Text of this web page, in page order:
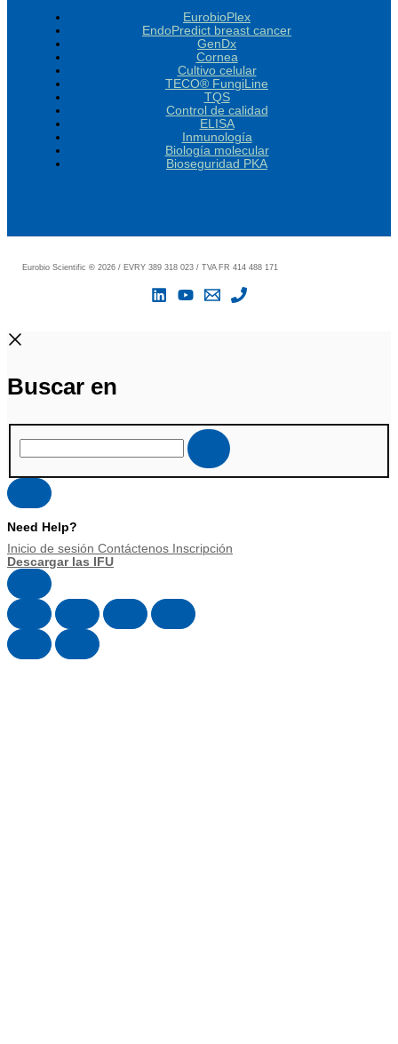
EurobioPlex
EndoPredict breast cancer
GenDx
Cornea
Cultivo celular
TECO® FungiLine
TQS
Control de calidad
ELISA
Inmunología
Biología molecular
Bioseguridad PKA
Eurobio Scientific© 2026 / EVRY 389 318 023 / TVA FR 414 488 171
Buscar en
Need Help?
Inicio de sesión Contáctenos Inscripción
Descargar las IFU